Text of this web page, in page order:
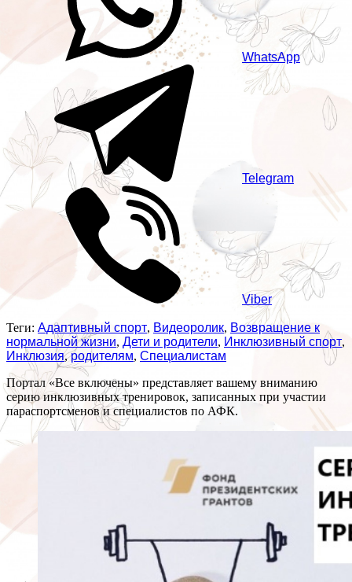
WhatsApp
Telegram
Viber
Теги: Адаптивный спорт, Видеоролик, Возвращение к
нормальной жизни, Дети и родители, Инклюзивный спорт,
Инклюзия,родителям, Специалистам
Портал «Все включены» представляет вашему вниманию
серию инклюзивных тренировок, записанных при участии
параспортсменов и специалистов по АФК.